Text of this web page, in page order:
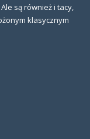
są również i tacy,
klasycznym